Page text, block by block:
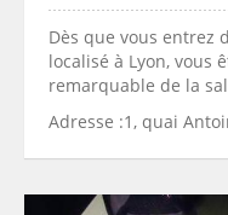
Dès que vous entrez
localisé à Lyon, vous
remarquable de la
Adresse :1, quai